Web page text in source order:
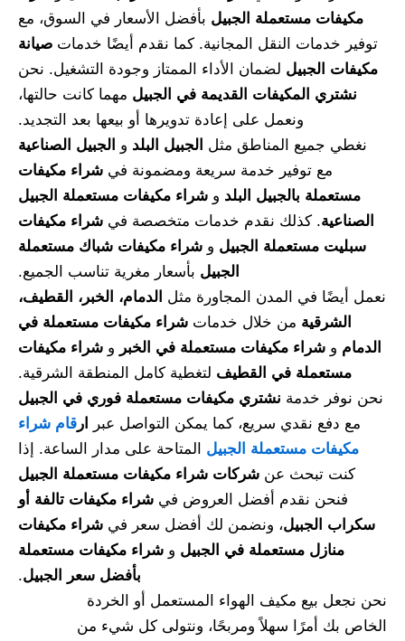
مكيفات مستعملة الجبيل بأفضل الأسعار في السوق، مع
توفير خدمات النقل المجانية. كما نقدم أيضًا خدمات صيانة
مكيفات الجبيل لضمان الأداء الممتاز وجودة التشغيل. نحن
نشتري المكيفات القديمة في الجبيل مهما كانت حالتها،
ونعمل على إعادة تدويرها أو بيعها بعد التجديد.
نغطي جميع المناطق مثل الجبيل البلد و الجبيل الصناعية
مع توفير خدمة سريعة ومضمونة في شراء مكيفات
مستعملة بالجبيل البلد و شراء مكيفات مستعملة الجبيل
الصناعية. كذلك نقدم خدمات متخصصة في شراء مكيفات
سبليت مستعملة الجبيل و شراء مكيفات شباك مستعملة
الجبيل بأسعار مغرية تناسب الجميع.
نعمل أيضًا في المدن المجاورة مثل الدمام، الخبر، القطيف،
الشرقية من خلال خدمات شراء مكيفات مستعملة في
الدمام و شراء مكيفات مستعملة في الخبر و شراء مكيفات
مستعملة في القطيف لتغطية كامل المنطقة الشرقية.
نحن نوفر خدمة نشتري مكيفات مستعملة فوري في الجبيل
مع دفع نقدي سريع، كما يمكن التواصل عبر
ار قام شراء
مكيفات مستعملة الجبيل المتاحة على مدار الساعة. إذا
كنت تبحث عن شركات شراء مكيفات مستعملة الجبيل
فنحن نقدم أفضل العروض في شراء مكيفات تالفة أو
سكراب الجبيل، ونضمن لك أفضل سعر في شراء مكيفات
منازل مستعملة في الجبيل و شراء مكيفات مستعملة
بأفضل سعر الجبيل.
نحن نجعل بيع مكيف الهواء المستعمل أو الخردة
الخاص بك أمرًا سهلاً ومربحًا، ونتولى كل شيء من